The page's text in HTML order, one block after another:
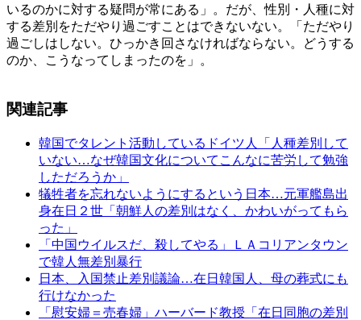
いるのかに対する疑問が常にある」。だが、性別・人種に対
する差別をただやり過ごすことはできないない。「ただやり
過ごしはしない。ひっかき回さなければならない。どうする
のか、こうなってしまったのを」。
関連記事
韓国でタレント活動しているドイツ人「人種差別して
いない…なぜ韓国文化についてこんなに苦労して勉強
しただろうか」
犠牲者を忘れないようにするという日本…元軍艦島出
身在日２世「朝鮮人の差別はなく、かわいがってもら
った」
「中国ウイルスだ、殺してやる」ＬＡコリアンタウン
で韓人無差別暴行
日本、入国禁止差別議論…在日韓国人、母の葬式にも
行けなかった
「慰安婦＝売春婦」ハーバード教授「在日同胞の差別